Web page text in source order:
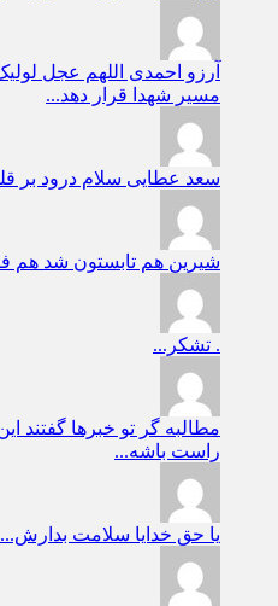
آرزو احمدی اللهم عجل
مسیر شهدا قرار دهد...
سعد عطایی سلام درود بر
شیرین هم تابستون شد هم
. تشکر...
مطالبه گر تو خبرها گفتند
راست باشه...
یا حق خدایا سلامت بدارش...